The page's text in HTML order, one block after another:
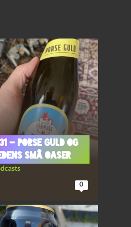
– Porse Guld og
Små Oaser
0